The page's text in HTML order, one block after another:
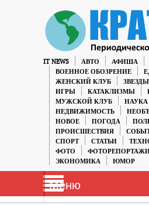
IT NEWS АВТО АФИША
ВОЕННОЕ ОБОЗРЕНИЕ
ЖЕНСКИЙ КЛУБ
ЗВЕЗДЫ
ИГРЫ
КАТАКЛИЗМЫ
МУЖСКОЙ КЛУБ
НАУКА
НЕДВИЖИМОСТЬ
НОВОЕ
ПОГОДА
ПРОИСШЕСТВИЯ
СПОРТ
СТАТЬИ
ФОТО
ЭКОНОМИКА
ЮМОР
Меню